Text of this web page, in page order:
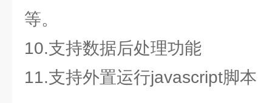
等。
10.支持数据后处理功能
11.支持外置运行javascript脚本